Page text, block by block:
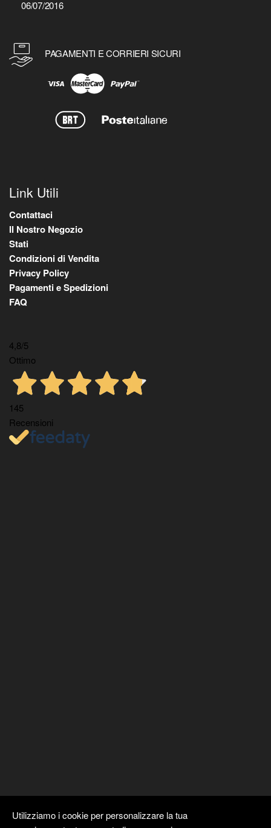
06/07/2016
PAGAMENTI E CORRIERI SICURI
Link Utili
Contattaci
Il Nostro Negozio
Stati
Condizioni di Vendita
Privacy Policy
Pagamenti e Spedizioni
FAQ
4,8/5
Ottimo
145
Recensioni
Utilizziamo i cookie per personalizzare la tua